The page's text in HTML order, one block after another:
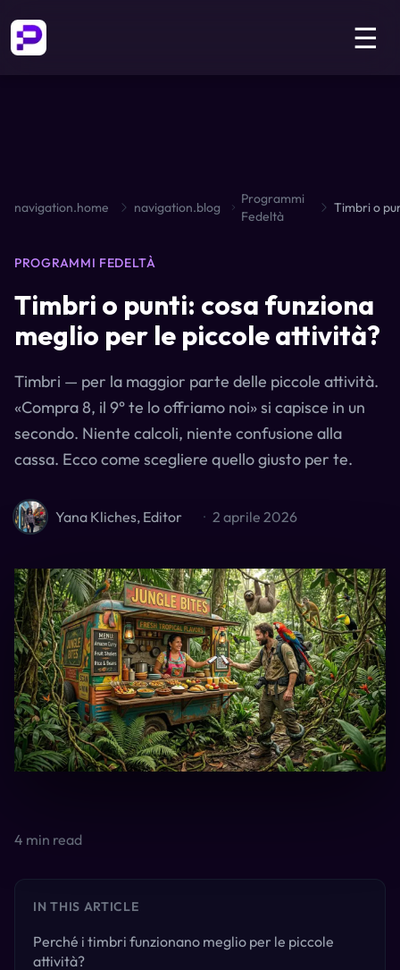
☰
navigation.home navigation.blog
Programmi
Fedeltà
PROGRAMMI FEDELTÀ
Timbri o punti: cosa funziona
meglio per le piccole attività?
Timbri — per la maggior parte delle piccole attività.
«Compra 8, il 9° te lo offriamo noi» si capisce in un
secondo. Niente calcoli, niente confusione alla
cassa. Ecco come scegliere quello giusto per te.
Yana Kliches, Editor · 2 aprile 2026
4 min read
IN THIS ARTICLE
Perché i timbri funzionano meglio per le piccole
attività?